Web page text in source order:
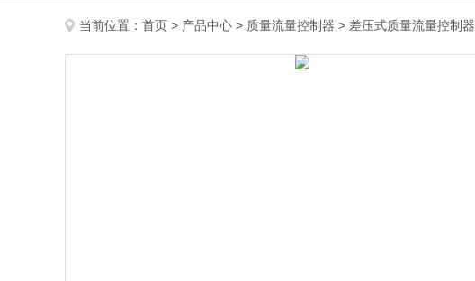
当前位置： 首页 > 产品中心 > 质量流量控制器 > 差压式质量流量控制器